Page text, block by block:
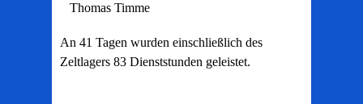
Thomas Timme
An 41 Tagen wurden einschließlich des
Zeltlagers 83 Dienststunden geleistet.